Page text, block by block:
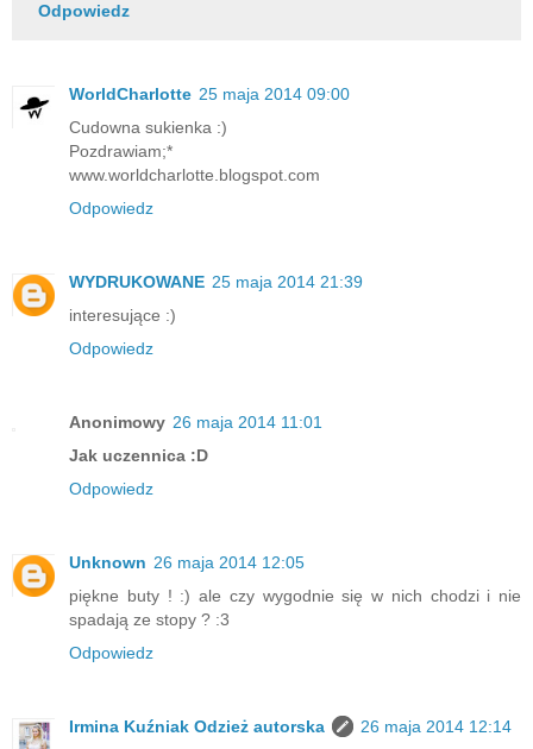
Odpowiedz
WorldCharlotte 25 maja 2014 09:00
Cudowna sukienka :)
Pozdrawiam;*
www.worldcharlotte.blogspot.com
Odpowiedz
WYDRUKOWANE 25 maja 2014 21:39
interesujące :)
Odpowiedz
Anonimowy 26 maja 2014 11:01
Jak uczennica :D
Odpowiedz
Unknown 26 maja 2014 12:05
piękne buty ! :) ale czy wygodnie się w nich chodzi i nie
spadają ze stopy ? :3
Odpowiedz
Irmina Kuźniak Odzież autorska
26 maja 2014 12:14